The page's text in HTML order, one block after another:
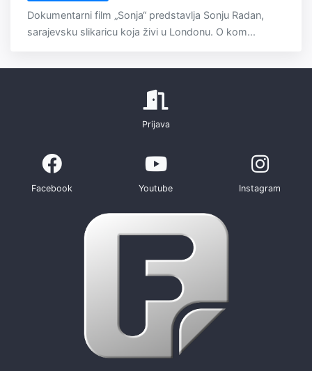
Dokumentarni film „Sonja“ predstavlja Sonju Radan,
sarajevsku slikaricu koja živi u Londonu. O kom...
Prijava
Facebook Youtube Instagram